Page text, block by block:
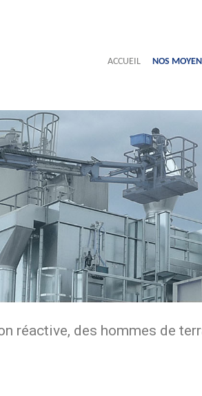
ACCUEIL NOS
réactive, des hommes de